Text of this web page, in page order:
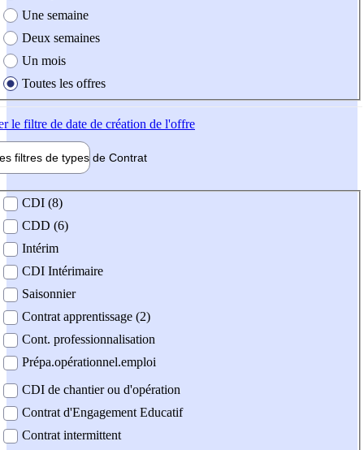
Une semaine
Deux semaines
Un mois
Toutes les offres
le filtre de date de création de l'offre
filtres de types de Contrat
contrat
CDI (8)
CDD (6)
Intérim
CDI Intérimaire
Saisonnier
Contrat apprentissage (2)
Cont. professionnalisation
Prépa.opérationnel.emploi
CDI de chantier ou d'opération
Contrat d'Engagement Educatif
Contrat intermittent